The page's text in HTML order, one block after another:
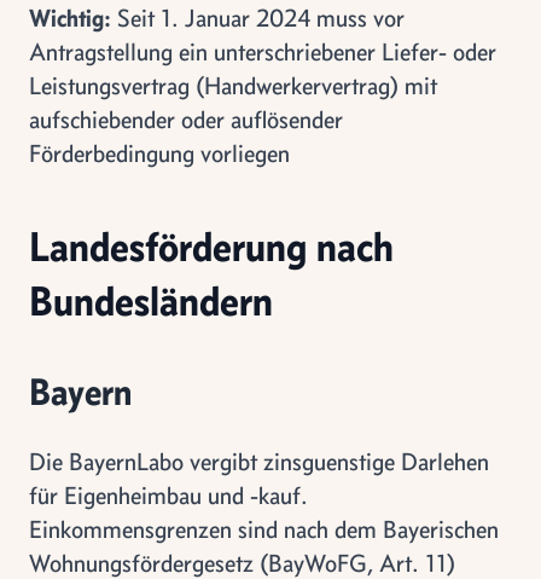
Wichtig: Seit 1. Januar 2024 muss vor
Antragstellung ein unterschriebener Liefer- oder
Leistungsvertrag (Handwerkervertrag) mit
aufschiebender oder auflösender
Förderbedingung vorliegen
Landesförderung nach
Bundesländern
Bayern
Die BayernLabo vergibt zinsguenstige Darlehen
für Eigenheimbau und -kauf.
Einkommensgrenzen sind nach dem Bayerischen
Wohnungsfördergesetz (BayWoFG, Art. 11)